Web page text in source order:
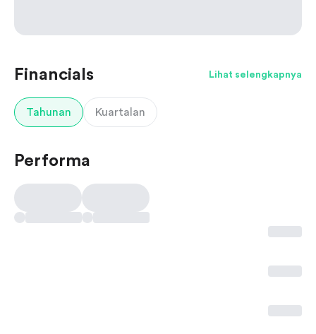
Financials Lihat selengkapnya
Tahunan Kuartalan
Performa